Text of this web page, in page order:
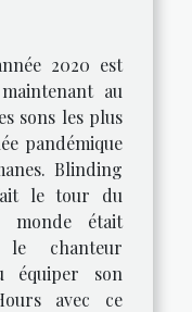
2020 est
au
sons les plus
pandémique
Blinding
le tour du
était
le chanteur
équiper son
avec ce